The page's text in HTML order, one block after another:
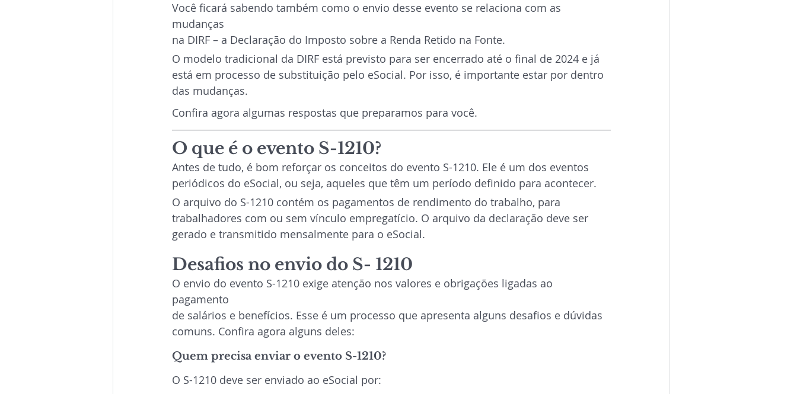
Você ficará sabendo também como o envio desse evento se relaciona com as
mudanças
na DIRF – a Declaração do Imposto sobre a Renda Retido na Fonte.
O modelo tradicional da DIRF está previsto para ser encerrado até o final de 2024 e já
está em processo de substituição pelo eSocial. Por isso, é importante estar por dentro
das mudanças.
Confira agora algumas respostas que preparamos para você.
O que é o evento S-1210?
Antes de tudo, é bom reforçar os conceitos do evento S-1210. Ele é um dos eventos
periódicos do eSocial, ou seja, aqueles que têm um período definido para acontecer.
O arquivo do S-1210 contém os pagamentos de rendimento do trabalho, para
trabalhadores com ou sem vínculo empregatício. O arquivo da declaração deve ser
gerado e transmitido mensalmente para o eSocial.
Desafios no envio do S- 1210
O envio do evento S-1210 exige atenção nos valores e obrigações ligadas ao
pagamento
de salários e benefícios. Esse é um processo que apresenta alguns desafios e dúvidas
comuns. Confira agora alguns deles:
Quem precisa enviar o evento S-1210?
O S-1210 deve ser enviado ao eSocial por: